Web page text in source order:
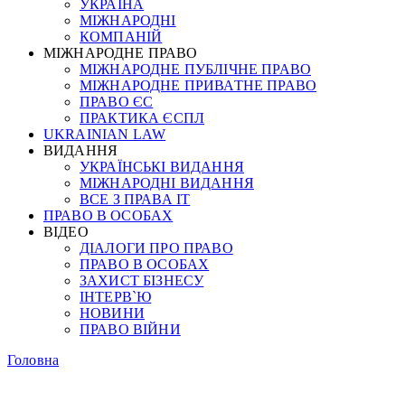
УКРАЇНА
МІЖНАРОДНІ
КОМПАНІЙ
МІЖНАРОДНЕ ПРАВО
МІЖНАРОДНЕ ПУБЛІЧНЕ ПРАВО
МІЖНАРОДНЕ ПРИВАТНЕ ПРАВО
ПРАВО ЄС
ПРАКТИКА ЄСПЛ
UKRAINIAN LAW
ВИДАННЯ
УКРАЇНСЬКІ ВИДАННЯ
МІЖНАРОДНІ ВИДАННЯ
ВСЕ З ПРАВА ІТ
ПРАВО В ОСОБАХ
ВІДЕО
ДІАЛОГИ ПРО ПРАВО
ПРАВО В ОСОБАХ
ЗАХИСТ БІЗНЕСУ
ІНТЕРВ`Ю
НОВИНИ
ПРАВО ВІЙНИ
Головна